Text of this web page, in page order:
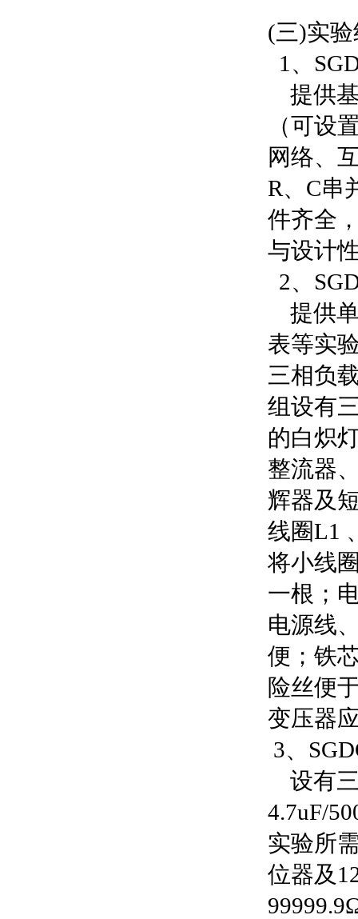
(三)实
1、
提供基
（可设
网络、
R、C串
件齐全
与设计
2、
提供单
表等实
三相负
组设有
的白炽
整流器
辉器及
线圈L1
将小线
一根；
电源线
便；铁
险丝便
变压器
3、
设有三
4.7uF/
实验所
位器及